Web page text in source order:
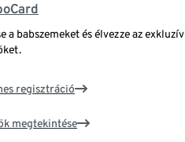
a babszemeket és élvezze az exkluzív
regisztráció
megtekintése